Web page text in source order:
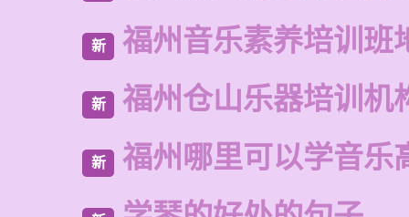
新 福州音乐素养培训班
新 福州仓山乐器培训机
新 福州哪里可以学音乐